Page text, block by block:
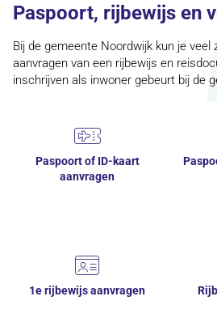
Paspoort, rijbewijs en
Bij de gemeente Noordwijk kun je veel
aanvragen van een rijbewijs en
inschrijven als inwoner gebeurt bij de
Paspoort of ID-kaart
aanvragen
1e rijbewijs aanvragen